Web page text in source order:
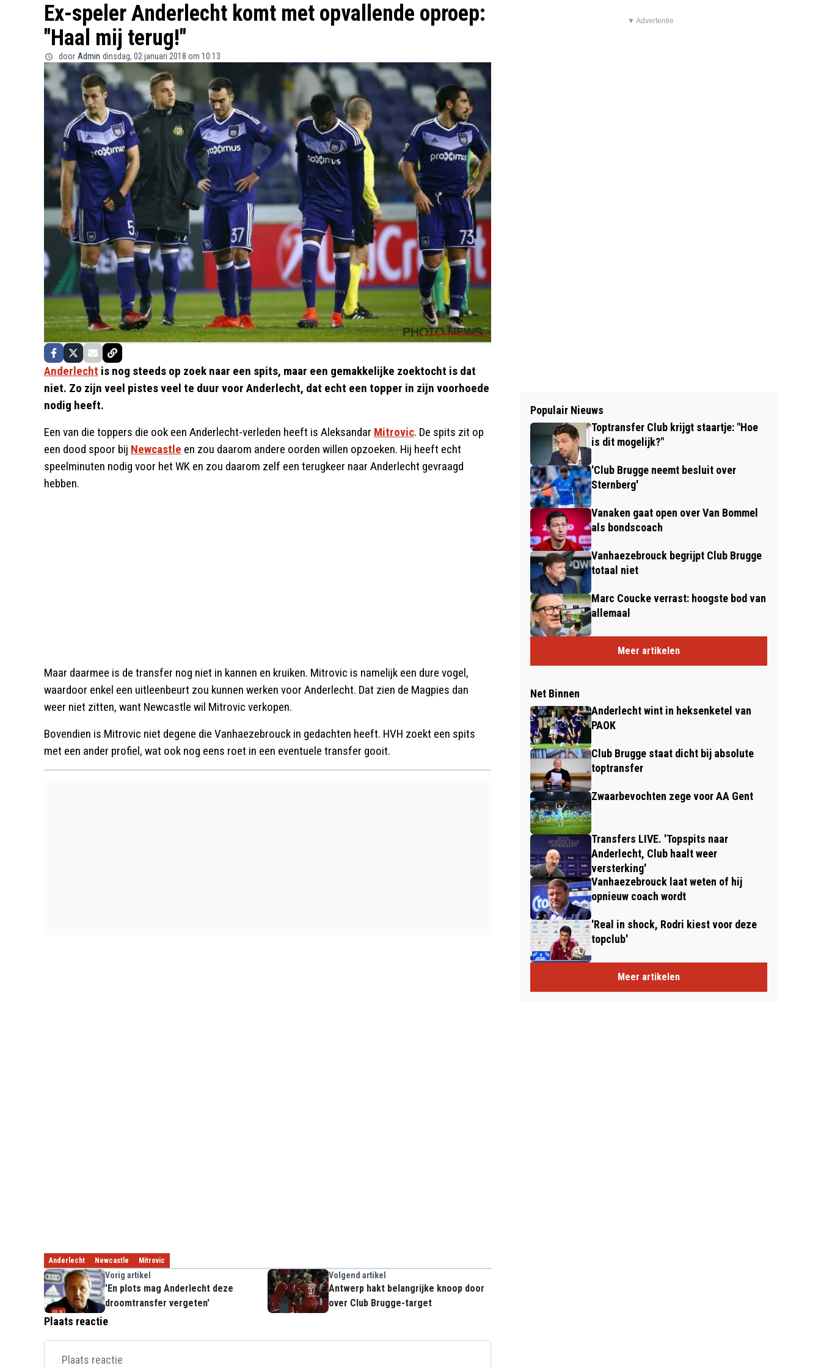
Ex-speler Anderlecht komt met opvallende oproep:
"Haal mij terug!"
door Admin dinsdag, 02 januari 2018 om 10:13
Anderlecht is nog steeds op zoek naar een spits, maar een gemakkelijke zoektocht is dat
niet. Zo zijn veel pistes veel te duur voor Anderlecht, dat echt een topper in zijn voorhoede
nodig heeft.
Een van die toppers die ook een Anderlecht-verleden heeft is Aleksandar Mitrovic. De spits zit op
een dood spoor bij Newcastle en zou daarom andere oorden willen opzoeken. Hij heeft echt
speelminuten nodig voor het WK en zou daarom zelf een terugkeer naar Anderlecht gevraagd
hebben.
Maar daarmee is de transfer nog niet in kannen en kruiken. Mitrovic is namelijk een dure vogel,
waardoor enkel een uitleenbeurt zou kunnen werken voor Anderlecht. Dat zien de Magpies dan
weer niet zitten, want Newcastle wil Mitrovic verkopen.
Bovendien is Mitrovic niet degene die Vanhaezebrouck in gedachten heeft. HVH zoekt een spits
met een ander profiel, wat ook nog eens roet in een eventuele transfer gooit.
Anderlecht Newcastle Mitrovic
Vorig artikel
'En plots mag Anderlecht deze
droomtransfer vergeten'
Volgend artikel
Antwerp hakt belangrijke knoop door
over Club Brugge-target
Plaats reactie
▼ Advertentie
Populair Nieuws
Toptransfer Club krijgt staartje: "Hoe
is dit mogelijk?"
'Club Brugge neemt besluit over
Sternberg'
Vanaken gaat open over Van Bommel
als bondscoach
Vanhaezebrouck begrijpt Club Brugge
totaal niet
Marc Coucke verrast: hoogste bod van
allemaal
Meer artikelen
Net Binnen
Anderlecht wint in heksenketel van
PAOK
Club Brugge staat dicht bij absolute
toptransfer
Zwaarbevochten zege voor AA Gent
Transfers LIVE. 'Topspits naar
Anderlecht, Club haalt weer
versterking'
Vanhaezebrouck laat weten of hij
opnieuw coach wordt
'Real in shock, Rodri kiest voor deze
topclub'
Meer artikelen